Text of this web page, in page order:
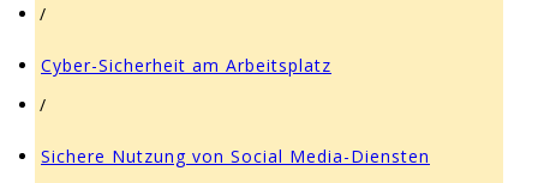
/
Cyber-Sicherheit am Arbeitsplatz
/
Sichere Nutzung von Social Media-Diensten